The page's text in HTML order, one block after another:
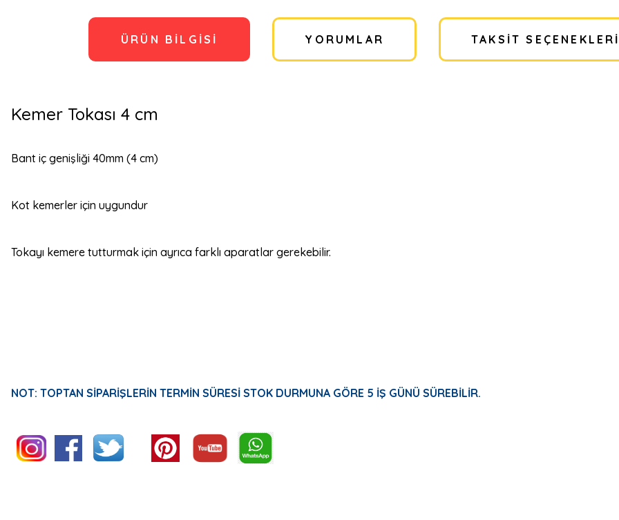
ÜRÜN BILGISI YORUMLAR TAKSIT SEÇENEKLERI
Kemer Tokası 4 cm
Bant iç genişliği 40mm (4 cm)
Kot kemerler için uygundur
Tokayı kemere tutturmak için ayrıca farklı aparatlar gerekebilir.
NOT: TOPTAN SİPARİŞLERİN TERMİN SÜRESİ STOK DURMUNA GÖRE 5 İŞ GÜNÜ SÜREBİLİR.